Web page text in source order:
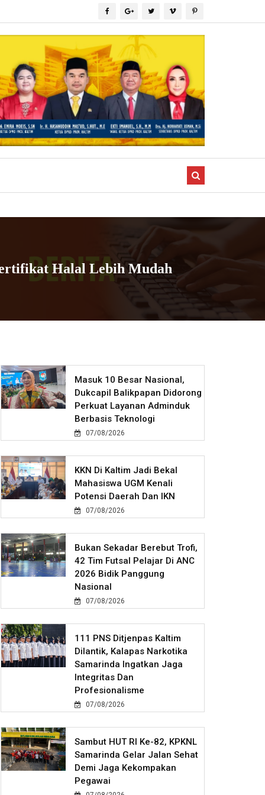
Halal Lebih Mudah
Masuk 10 Besar Nasional,
Dukcapil Balikpapan Didorong
Perkuat Layanan Adminduk
Berbasis Teknologi
07/08/2026
KKN Di Kaltim Jadi Bekal
Mahasiswa UGM Kenali
Potensi Daerah Dan IKN
07/08/2026
Bukan Sekadar Berebut Trofi,
42 Tim Futsal Pelajar Di ANC
2026 Bidik Panggung
Nasional
07/08/2026
111 PNS Ditjenpas Kaltim
Dilantik, Kalapas Narkotika
Samarinda Ingatkan Jaga
Integritas Dan
Profesionalisme
07/08/2026
Sambut HUT RI Ke-82, KPKNL
Samarinda Gelar Jalan Sehat
Demi Jaga Kekompakan
Pegawai